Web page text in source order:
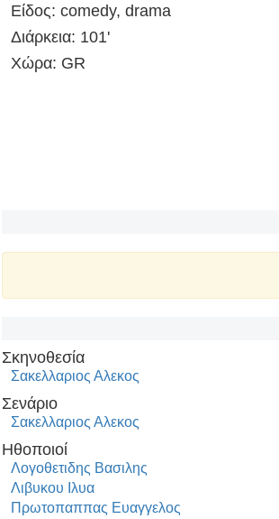
Είδος: comedy, drama
Διάρκεια: 101'
Χώρα: GR
Σκηνοθεσία
Σακελλαριος Αλεκος
Σενάριο
Σακελλαριος Αλεκος
Ηθοποιοί
Λογοθετιδης Βασιλης
Λιβυκου Ιλυα
Πρωτοπαππας Ευαγγελος